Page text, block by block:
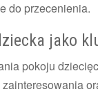
do przecenienia.
jako
pokoju